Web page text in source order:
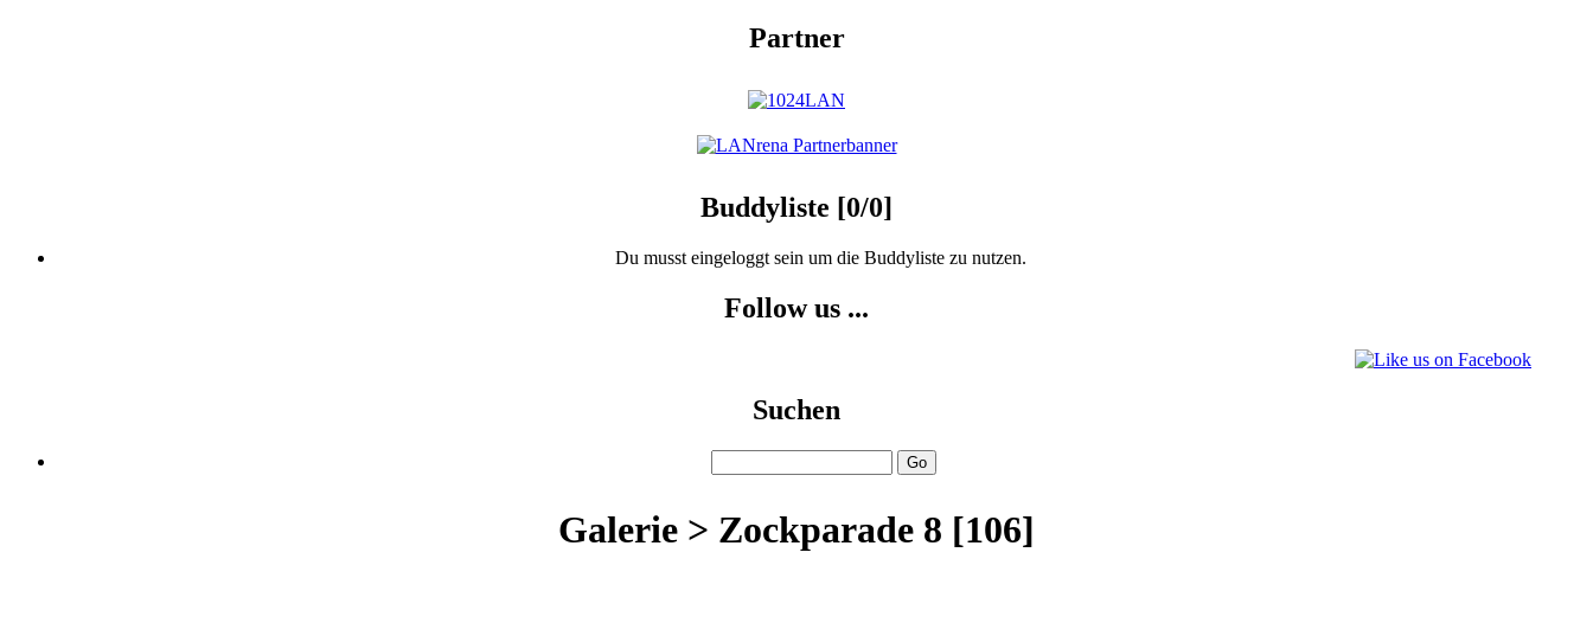
Partner
Buddyliste [0/0]
Du musst eingeloggt sein um die Buddyliste zu nutzen.
Follow us ...
Suchen
Galerie > Zockparade 8 [106]